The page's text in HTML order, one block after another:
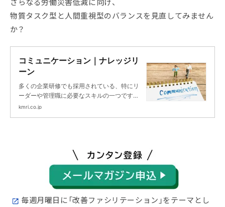
物質タスク型と人間重視型のバランスを見直してみません
か？
コミュニケーション｜ナレッジリ
ーン
多くの企業研修でも採用されている、特にリ
ーダーや管理職に必要なスキルの一つです。
コミュニケーションや説明・説得力向上のス
kmri.co.jp
毎週月曜日に「改善ファシリテーション」をテーマとし